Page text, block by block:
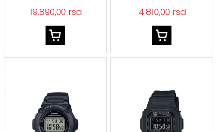
19.890,00 rsd 4.810,00 rsd